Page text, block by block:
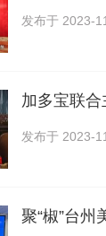
发布于 2023-
加多宝联合
发布于 2023-
聚“椒”台州